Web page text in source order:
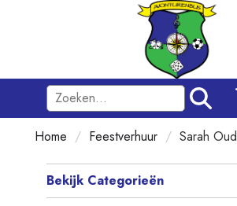
Home Feestverhuur Sarah Oud
Bekijk Categorieën